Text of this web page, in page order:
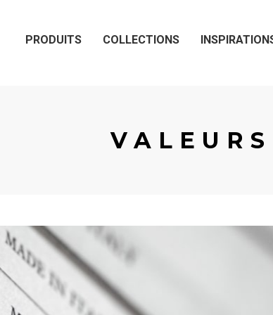
PRODUITS COLLECTIONS